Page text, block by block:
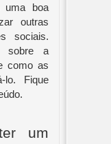
uma boa
outras
sociais.
sobre a
como as
lo. Fique
um